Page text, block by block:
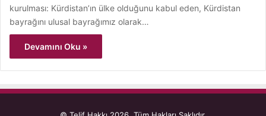
kurulması: Kürdistan’ın ülke olduğunu kabul eden, Kürdistan
bayrağını ulusal bayrağımız olarak…
Devamını Oku »